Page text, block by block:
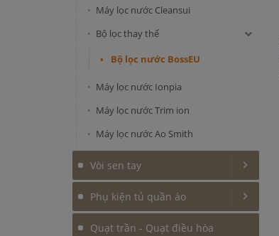
Máy lọc nước Cleansui
Bộ lọc thay thế
Bộ lọc nước BossEU
Máy lọc nước Ionpia
Máy lọc nước Trim ion
Máy lọc nước Ao Smith
Vòi sen tay
Phụ kiện tủ quần áo
Quạt trần - Quạt điều hòa